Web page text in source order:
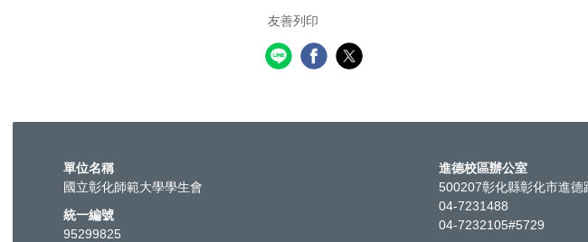
友善列印
單位名稱
國立彰化師範大學學生會
統一編號
95299825
進德校區辦公室
500207彰化縣彰化市進
04-7231488
04-7232105#5729